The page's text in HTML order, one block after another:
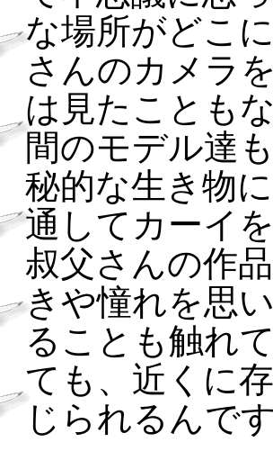
な場所がどこ
さんのカメラ
は見たことも
間のモデル達
秘的な生き物
通してカーイ
叔父さんの作
きや憧れを思
ることも触れ
ても、近くに
じられるんで